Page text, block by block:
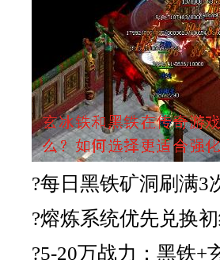
?每日黑铁矿洞刷满3
?熔炼系统优先兑换
?5-20万战力：黑铁+